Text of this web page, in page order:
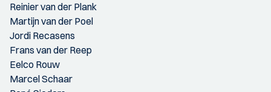
Reinier van der Plank
Martijn van der Poel
Jordi Recasens
Frans van der Reep
Eelco Rouw
Marcel Schaar